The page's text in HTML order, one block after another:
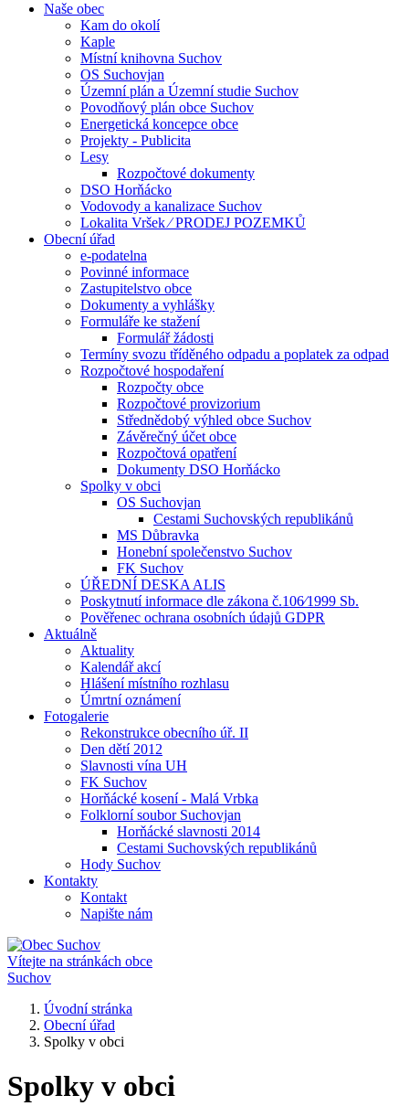
Naše obec
Kam do okolí
Kaple
Místní knihovna Suchov
OS Suchovjan
Územní plán a Územní studie Suchov
Povodňový plán obce Suchov
Energetická koncepce obce
Projekty - Publicita
Lesy
Rozpočtové dokumenty
DSO Horňácko
Vodovody a kanalizace Suchov
Lokalita Vršek ⁄ PRODEJ POZEMKŮ
Obecní úřad
e-podatelna
Povinné informace
Zastupitelstvo obce
Dokumenty a vyhlášky
Formuláře ke stažení
Formulář žádosti
Termíny svozu tříděného odpadu a poplatek za odpad
Rozpočtové hospodaření
Rozpočty obce
Rozpočtové provizorium
Střednědobý výhled obce Suchov
Závěrečný účet obce
Rozpočtová opatření
Dokumenty DSO Horňácko
Spolky v obci
OS Suchovjan
Cestami Suchovských republikánů
MS Důbravka
Honební společenstvo Suchov
FK Suchov
ÚŘEDNÍ DESKA ALIS
Poskytnutí informace dle zákona č.106⁄1999 Sb.
Pověřenec ochrana osobních údajů GDPR
Aktuálně
Aktuality
Kalendář akcí
Hlášení místního rozhlasu
Úmrtní oznámení
Fotogalerie
Rekonstrukce obecního úř. II
Den dětí 2012
Slavnosti vína UH
FK Suchov
Horňácké kosení - Malá Vrbka
Folklorní soubor Suchovjan
Horňácké slavnosti 2014
Cestami Suchovských republikánů
Hody Suchov
Kontakty
Kontakt
Napište nám
Vítejte na stránkách obce
Suchov
Úvodní stránka
Obecní úřad
Spolky v obci
Spolky v obci